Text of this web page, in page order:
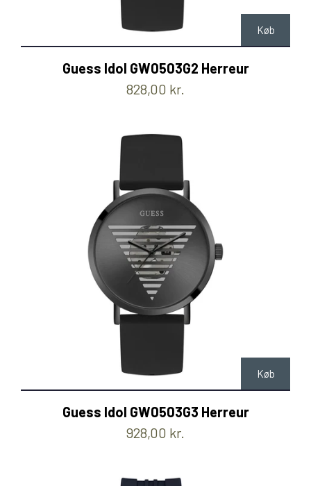
Køb
Guess Idol GW0503G2 Herreur
828,00 kr.
Køb
Guess Idol GW0503G3 Herreur
928,00 kr.